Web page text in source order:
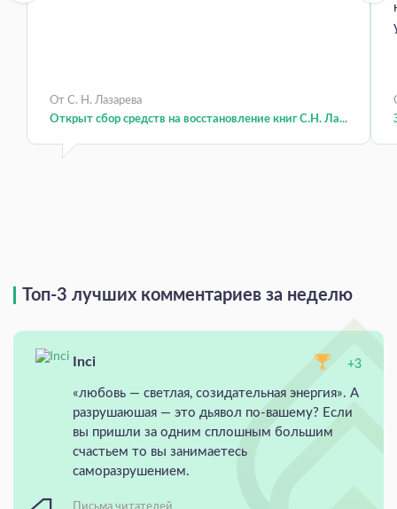
От С. Н. Лазарева
Открыт сбор средств на восстановление книг С.Н. Ла...
Топ-3 лучших комментариев за неделю
Inci +3
«любовь — светлая, созидательная энергия». А
разрушаюшая — это дьявол по-вашему? Если
вы пришли за одним сплошным большим
счастьем то вы занимаетесь
саморазрушением.